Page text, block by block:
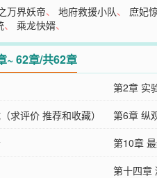
万界妖帝、地府救援小队、 庶妃
、 乘龙快婿、
~ 62章/共62章
第2章 实
求评价 推荐和收藏）
第6章 纵
第10章
第十四章